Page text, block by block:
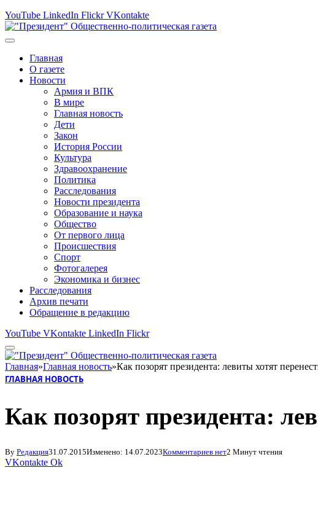
YouTube LinkedIn Flickr VKontakte
Главная
О газете
Новости
Армия и ВПК
В мире
Главная новость
Дети
Закон
История России
Культура
Здравоохранение
Политика
Расследования
Новости президента
Образование и наука
Общество
От первого лица
Происшествия
Спорт
Фотогалерея
Экономика и бизнес
Расследования
Архив печати
Обращение в редакцию
YouTube VKontakte LinkedIn Flickr
Главная»Главная новость»Как позорят президента: левиты хотят
ГЛАВНАЯ НОВОСТЬ
Как позорят президента:
By Редакция31.07.2015Изменено: 14.07.2023Комментариев нет2 Минут чтения
VKontakte Ok